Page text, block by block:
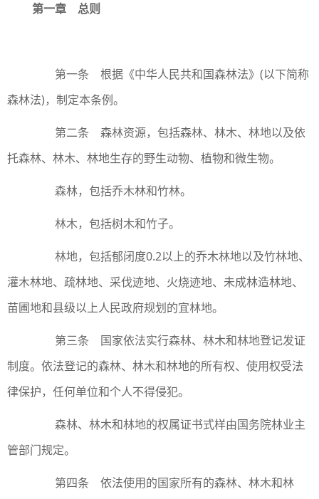
第一章 总则
第一条 根据《中华人民共和国森林法》(以下简称
森林法)，制定本条例。
第二条 森林资源，包括森林、林木、林地以及依
托森林、林木、林地生存的野生动物、植物和微生物。
森林，包括乔木林和竹林。
林木，包括树木和竹子。
林地，包括郁闭度0.2以上的乔木林地以及竹林地、
灌木林地、疏林地、采伐迹地、火烧迹地、未成林造林地、
苗圃地和县级以上人民政府规划的宜林地。
第三条 国家依法实行森林、林木和林地登记发证
制度。依法登记的森林、林木和林地的所有权、使用权受法
律保护，任何单位和个人不得侵犯。
森林、林木和林地的权属证书式样由国务院林业主
管部门规定。
第四条 依法使用的国家所有的森林、林木和林